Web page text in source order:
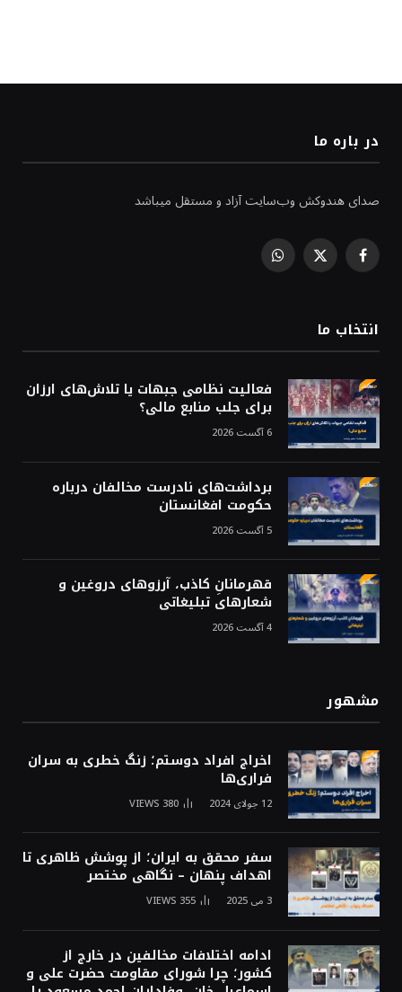
در باره ما
صدای هندوکش وب‌سایت آزاد و مستقل میباشد
Facebook
X
WhatsApp
انتخاب ما
فعالیت نظامی جبهات یا تلاش‌های ارزان
برای جلب منابع مالی؟
6 آگست 2026
برداشت‌های نادرست مخالفان درباره
حکومت افغانستان
5 آگست 2026
قهرمانانِ کاذب، آرزوهای دروغین و
شعارهای تبلیغاتی
4 آگست 2026
مشهور
اخراج افراد دوستم؛ زنگ خطری به سران
فراری‌ها
12 جولای 2024 380
VIEWS
سفر محقق به ایران؛ از پوشش ظاهری تا
اهداف پنهان – نگاهی مختصر
3 می 2025 355
VIEWS
ادامه اختلافات مخالفین در خارج از
کشور؛ چرا شورای مقاومت حضرت علی و